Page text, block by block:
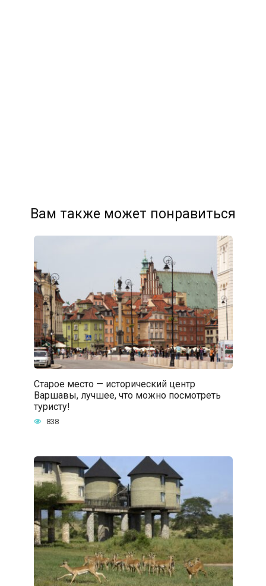
Вам также может понравиться
Старое место — исторический центр
Варшавы, лучшее, что можно посмотреть
туристу!
838